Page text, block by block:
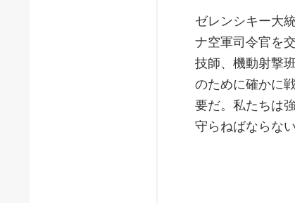
ゼレンシキー大
ナ空軍司令官を
技師、機動射撃
のために確かに
要だ。私たちは
守らねばならな